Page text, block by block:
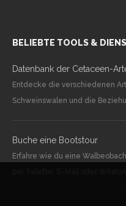
BELIEBTE TOOLS &
Datenbank der Cetaceen-
Entdecke die verschiedenen
Schweinswalen und die
Buche eine Bootstour
Erfahre wie du eine